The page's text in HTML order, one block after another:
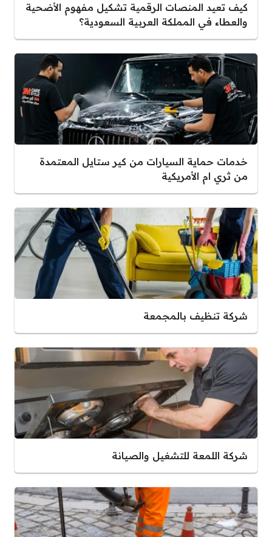
كيف تعيد المنصات الرقمية تشكيل مفهوم الأضحية
والعطاء في المملكة العربية السعودية؟
خدمات حماية السيارات من كير ستايل المعتمدة
من ثري ام الأمريكية
شركة تنظيف بالمجمعة
شركة اللمعة للتشغيل والصيانة